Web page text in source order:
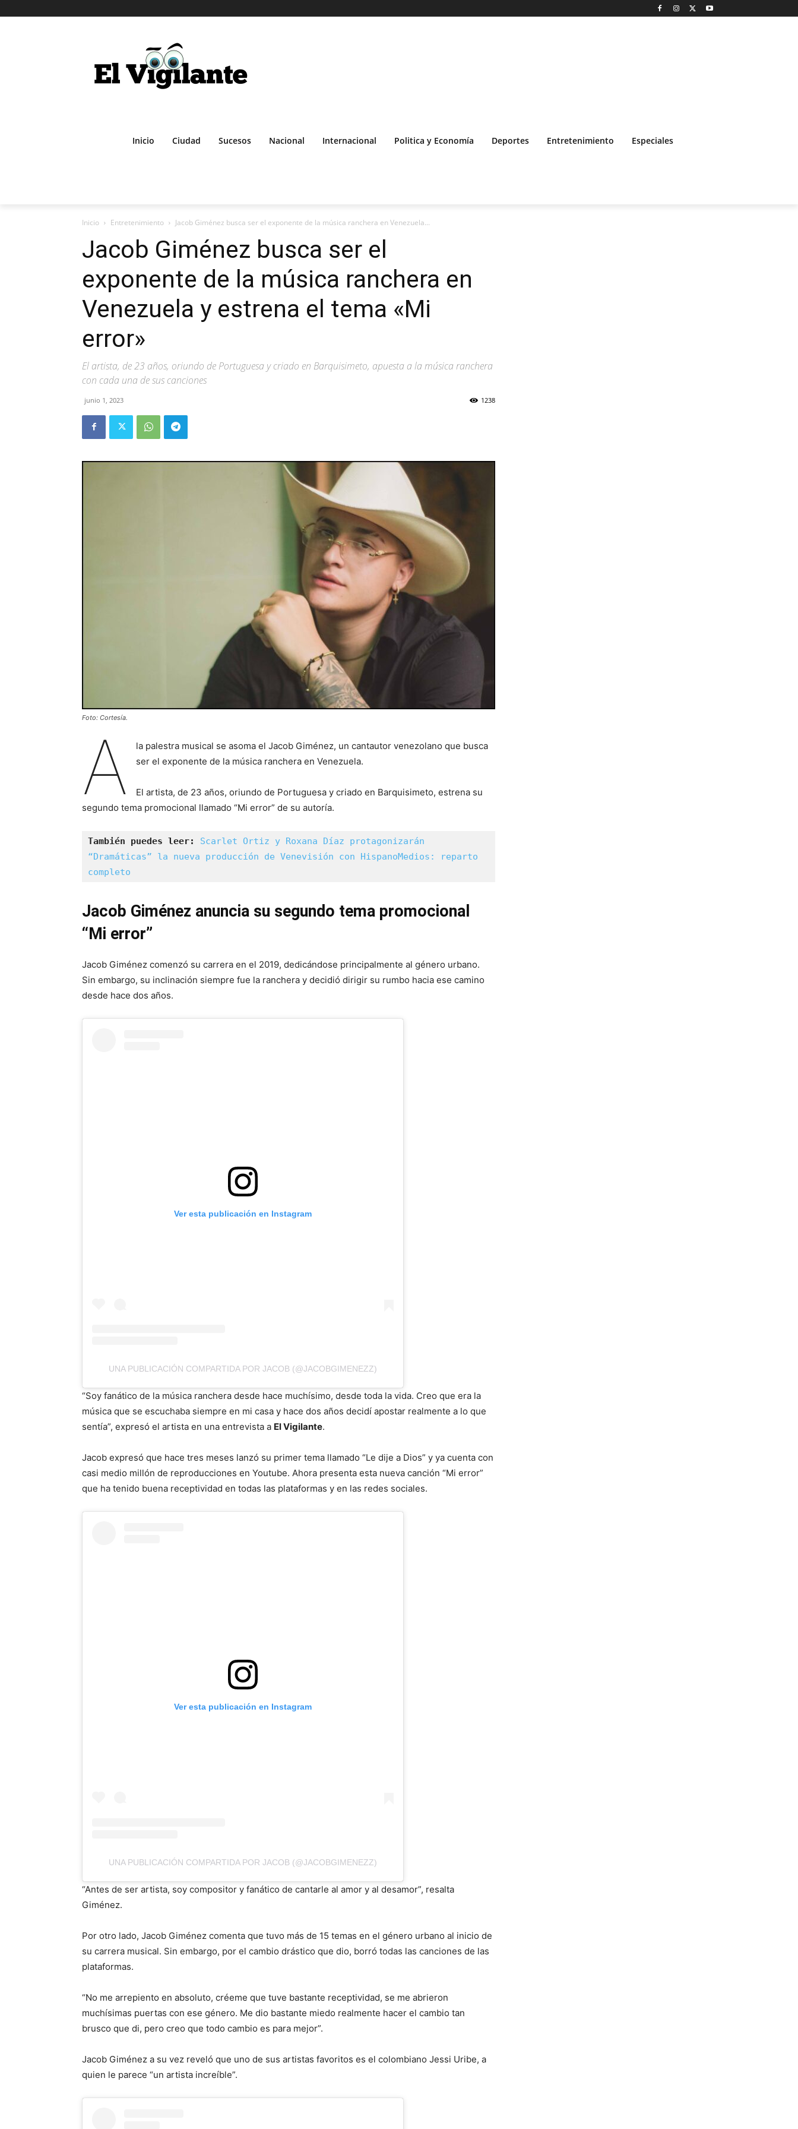
Inicio Ciudad Sucesos Nacional Internacional Politica y Economía Deportes Entretenimiento Especiales
Inicio Entretenimiento Jacob Giménez busca ser el exponente de la música ranchera en Venezuela...
Jacob Giménez busca ser el
exponente de la música ranchera en
Venezuela y estrena el tema «Mi
error»
El artista, de 23 años, oriundo de Portuguesa y criado en Barquisimeto, apuesta a la música ranchera
con cada una de sus canciones
junio 1, 2023 1238
Foto: Cortesía.
A
la palestra musical se asoma el Jacob Giménez, un cantautor venezolano que busca
ser el exponente de la música ranchera en Venezuela.
El artista, de 23 años, oriundo de Portuguesa y criado en Barquisimeto, estrena su
segundo tema promocional llamado “Mi error” de su autoría.
También puedes leer: Scarlet Ortiz y Roxana Díaz protagonizarán
“Dramáticas” la nueva producción de Venevisión con HispanoMedios: reparto
completo
Jacob Giménez anuncia su segundo tema promocional
“Mi error”
Jacob Giménez comenzó su carrera en el 2019, dedicándose principalmente al género urbano.
Sin embargo, su inclinación siempre fue la ranchera y decidió dirigir su rumbo hacia ese camino
desde hace dos años.
Ver esta publicación en Instagram
UNA PUBLICACIÓN COMPARTIDA POR JACOB (@JACOBGIMENEZZ)
“Soy fanático de la música ranchera desde hace muchísimo, desde toda la vida. Creo que era la
música que se escuchaba siempre en mi casa y hace dos años decidí apostar realmente a lo que
sentía”, expresó el artista en una entrevista a El Vigilante.
Jacob expresó que hace tres meses lanzó su primer tema llamado “Le dije a Dios” y ya cuenta con
casi medio millón de reproducciones en Youtube. Ahora presenta esta nueva canción “Mi error”
que ha tenido buena receptividad en todas las plataformas y en las redes sociales.
Ver esta publicación en Instagram
UNA PUBLICACIÓN COMPARTIDA POR JACOB (@JACOBGIMENEZZ)
“Antes de ser artista, soy compositor y fanático de cantarle al amor y al desamor”, resalta
Giménez.
Por otro lado, Jacob Giménez comenta que tuvo más de 15 temas en el género urbano al inicio de
su carrera musical. Sin embargo, por el cambio drástico que dio, borró todas las canciones de las
plataformas.
“No me arrepiento en absoluto, créeme que tuve bastante receptividad, se me abrieron
muchísimas puertas con ese género. Me dio bastante miedo realmente hacer el cambio tan
brusco que di, pero creo que todo cambio es para mejor”.
Jacob Giménez a su vez reveló que uno de sus artistas favoritos es el colombiano Jessi Uribe, a
quien le parece “un artista increíble”.